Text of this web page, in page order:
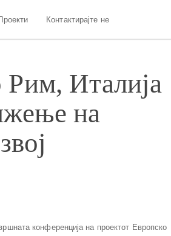
Контактирајте не
Рим, Италија
на
конференција на проектот Европско